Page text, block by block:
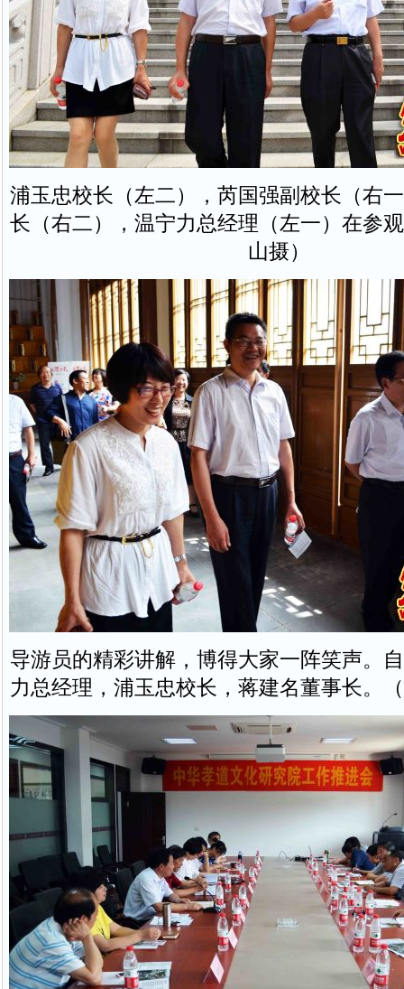
浦玉忠校长（左二），芮国强副校长（右
长（右二），温宁力总经理（左一）在参
山摄）
导游员的精彩讲解，博得大家一阵笑声。
力总经理，浦玉忠校长，蒋建名董事长。